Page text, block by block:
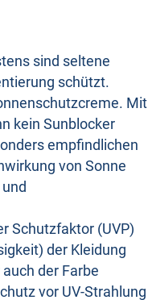
sind seltene
schützt.
Mit
kein Sunblocker
empfindlichen
von Sonne
Schutzfaktor (UVP)
der Kleidung
der Farbe
vor UV-Strahlung